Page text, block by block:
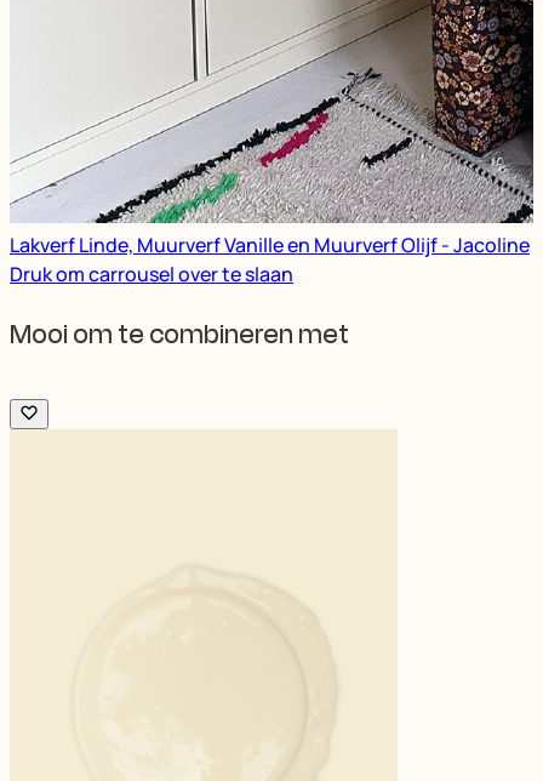
Lakverf Linde, Muurverf Vanille en Muurverf Olijf - Jacoline
Druk om carrousel over te slaan
Mooi om te combineren met